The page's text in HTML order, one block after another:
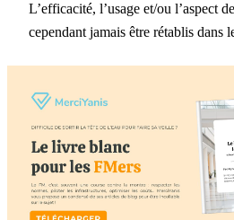
L’efficacité, l’usage et/ou l’aspect
cependant jamais être rétablis dans